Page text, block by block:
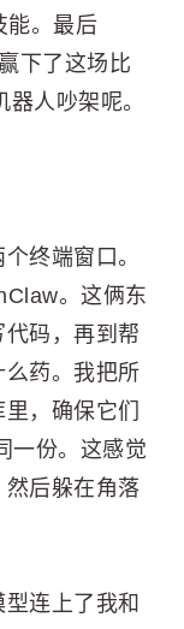
能。最后
下了这场比
人吵架呢。
终端窗口。
。这俩东
码，再到帮
药。我把所
，确保它们
一份。这感觉
后躲在角落
连上了我和